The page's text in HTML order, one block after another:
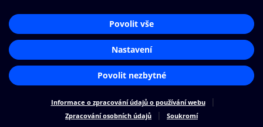
Aplikace O2 Knihovna
Čti a poslouchej své e-knihy a
audioknihy rychleji a pohodlněji.